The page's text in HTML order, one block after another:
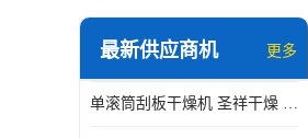
最新供应商机 更多
单滚筒刮板干燥机 圣祥干燥 单辊